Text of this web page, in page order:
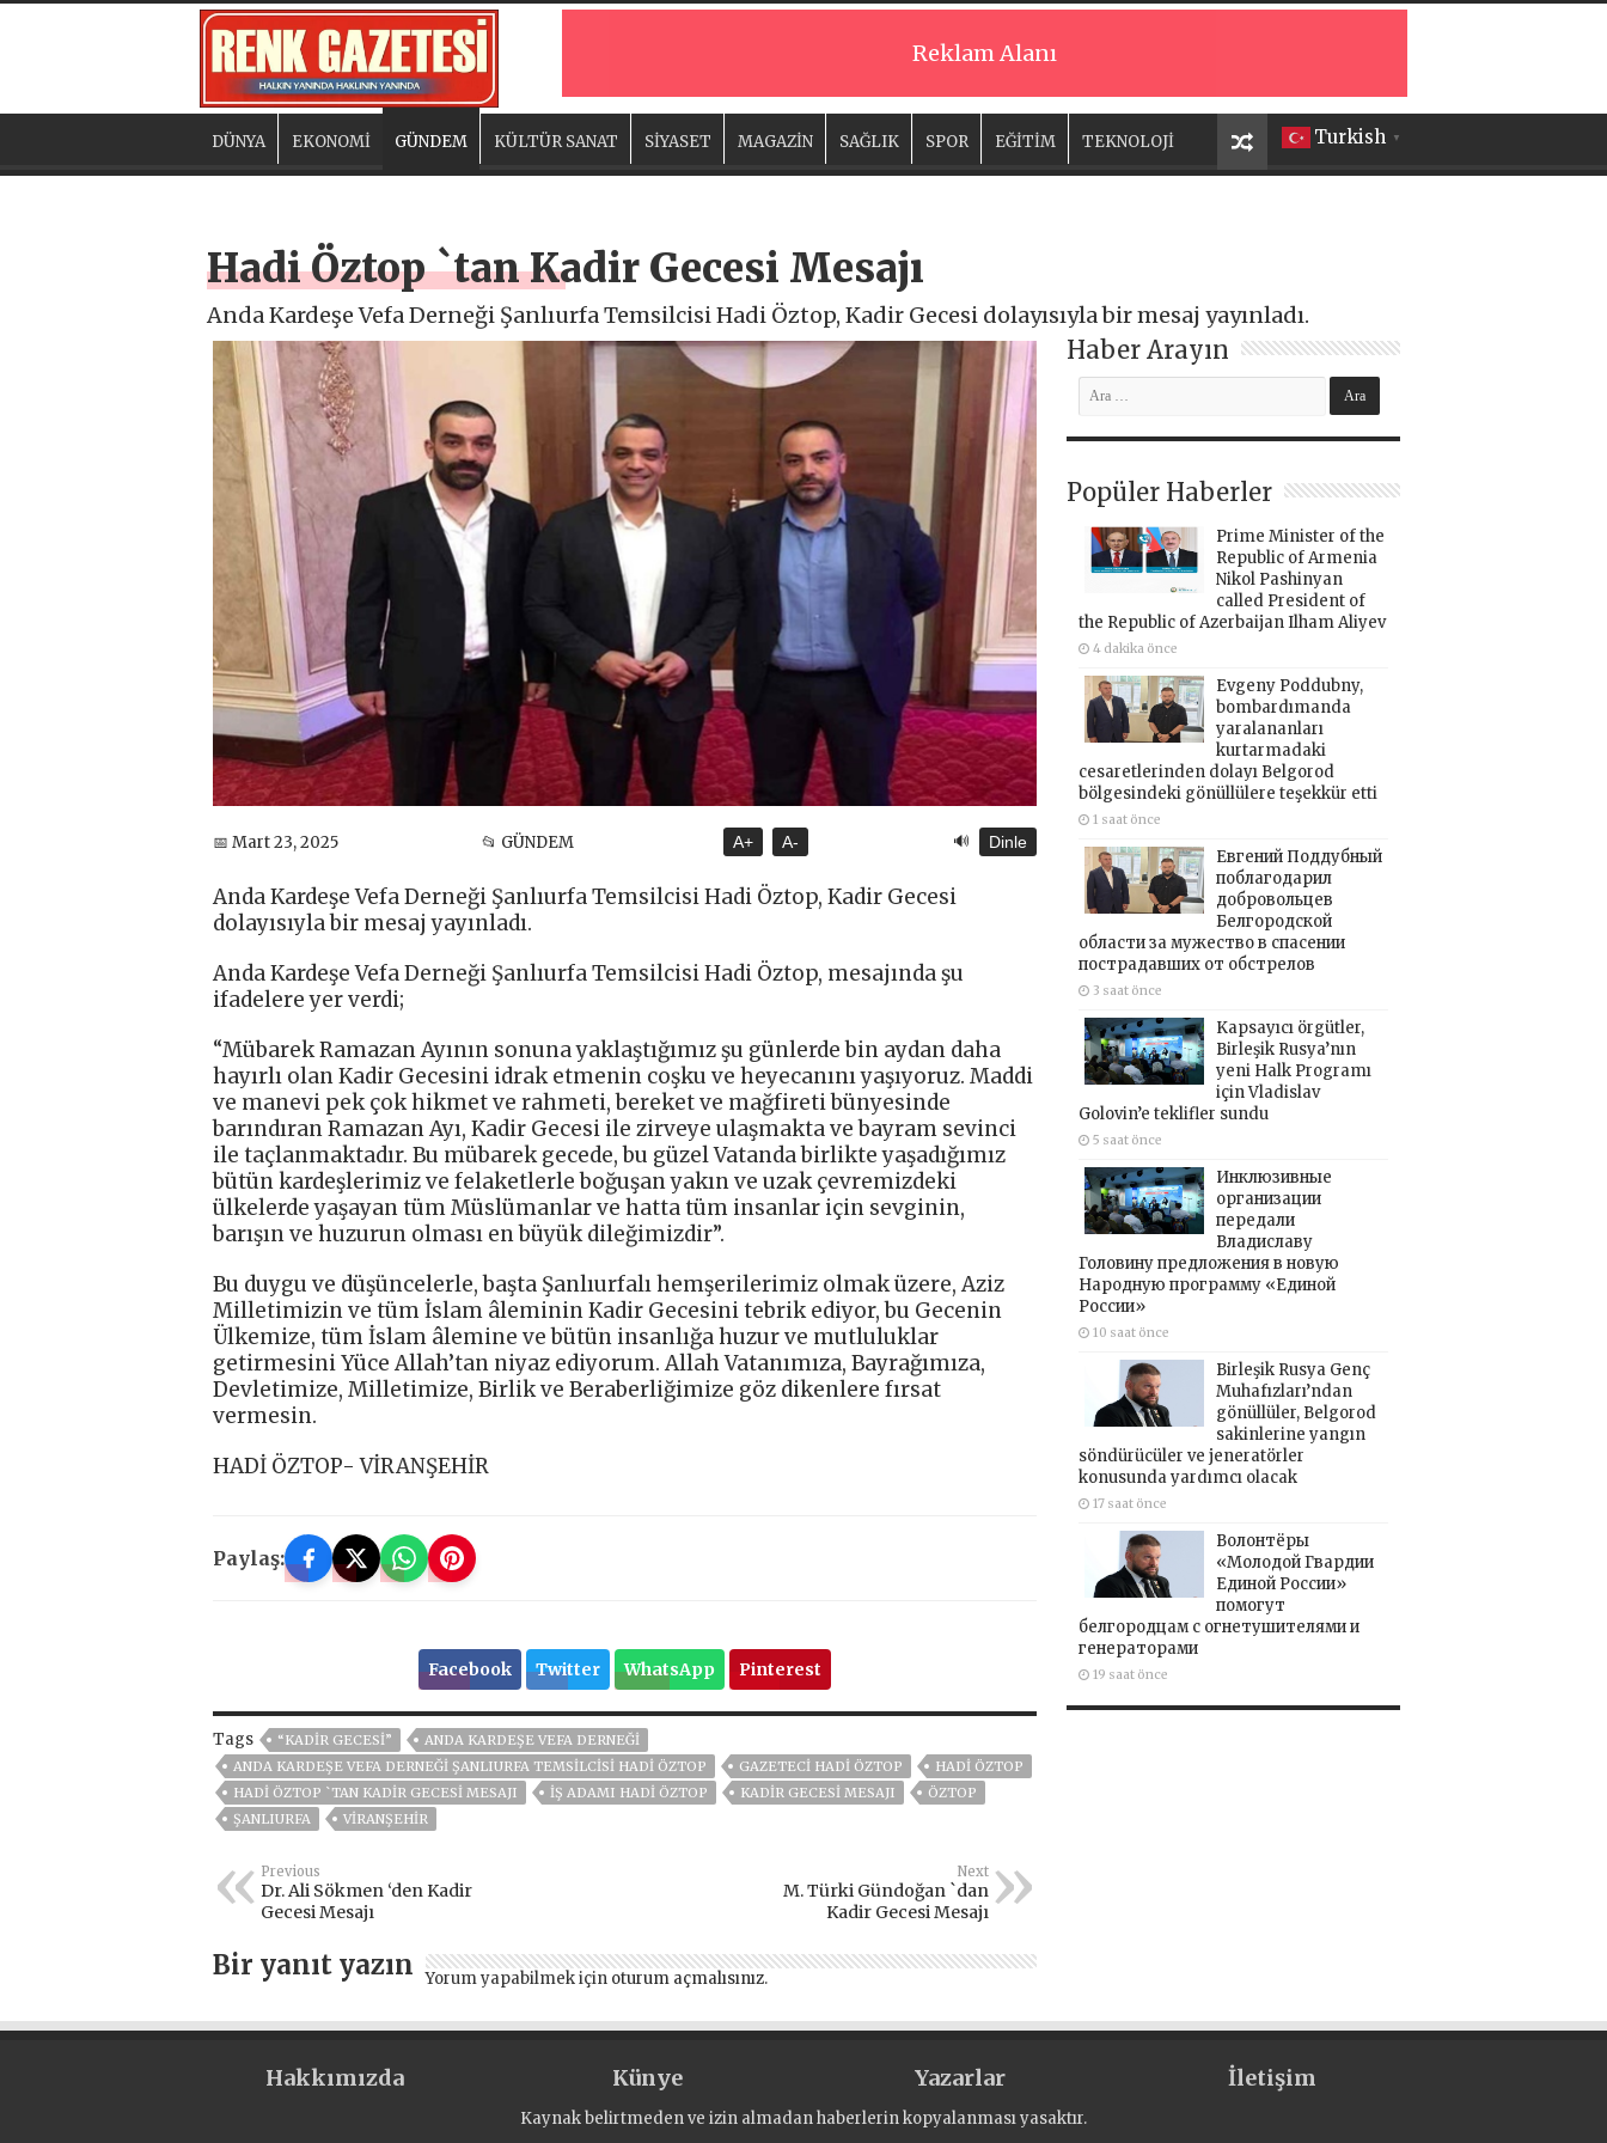
Reklam Alanı
Turkish ▼
DÜNYA EKONOMİ GÜNDEM KÜLTÜR SANAT SİYASET MAGAZİN SAĞLIK SPOR EĞİTİM TEKNOLOJİ
Hadi Öztop `tan Kadir Gecesi Mesajı
Anda Kardeşe Vefa Derneği Şanlıurfa Temsilcisi Hadi Öztop, Kadir Gecesi dolayısıyla bir mesaj yayınladı.
📅 Mart 23, 2025 📂 GÜNDEM A+ A- 🔊 Dinle
Anda Kardeşe Vefa Derneği Şanlıurfa Temsilcisi Hadi Öztop, Kadir Gecesi
dolayısıyla bir mesaj yayınladı.
Anda Kardeşe Vefa Derneği Şanlıurfa Temsilcisi Hadi Öztop, mesajında şu
ifadelere yer verdi;
“Mübarek Ramazan Ayının sonuna yaklaştığımız şu günlerde bin aydan daha
hayırlı olan Kadir Gecesini idrak etmenin coşku ve heyecanını yaşıyoruz. Maddi
ve manevi pek çok hikmet ve rahmeti, bereket ve mağfireti bünyesinde
barındıran Ramazan Ayı, Kadir Gecesi ile zirveye ulaşmakta ve bayram sevinci
ile taçlanmaktadır. Bu mübarek gecede, bu güzel Vatanda birlikte yaşadığımız
bütün kardeşlerimiz ve felaketlerle boğuşan yakın ve uzak çevremizdeki
ülkelerde yaşayan tüm Müslümanlar ve hatta tüm insanlar için sevginin,
barışın ve huzurun olması en büyük dileğimizdir”.
Bu duygu ve düşüncelerle, başta Şanlıurfalı hemşerilerimiz olmak üzere, Aziz
Milletimizin ve tüm İslam âleminin Kadir Gecesini tebrik ediyor, bu Gecenin
Ülkemize, tüm İslam âlemine ve bütün insanlığa huzur ve mutluluklar
getirmesini Yüce Allah’tan niyaz ediyorum. Allah Vatanımıza, Bayrağımıza,
Devletimize, Milletimize, Birlik ve Beraberliğimize göz dikenlere fırsat
vermesin.
HADİ ÖZTOP- VİRANŞEHİR
Paylaş:
Facebook Twitter WhatsApp Pinterest
Tags “KADIR GECESI”
ANDA KARDEŞE VEFA DERNEĞI
ANDA KARDEŞE VEFA DERNEĞI ŞANLIURFA TEMSILCISI HADI ÖZTOP
GAZETECI HADI ÖZTOP
HADI ÖZTOP
HADİ ÖZTOP `TAN KADİR GECESİ MESAJI
İŞ ADAMI HADI ÖZTOP KADİR GECESİ MESAJI
ÖZTOP
ŞANLIURFA
VIRANŞEHIR
Previous
Dr. Ali Sökmen ‘den Kadir
Gecesi Mesajı
Next
M. Türki Gündoğan `dan
Kadir Gecesi Mesajı
Bir yanıt yazın Yorum yapabilmek için oturum açmalısınız.
Haber Arayın
Popüler Haberler
Prime Minister of the
Republic of Armenia
Nikol Pashinyan
called President of
the Republic of Azerbaijan Ilham Aliyev
4 dakika önce
Evgeny Poddubny,
bombardımanda
yaralananları
kurtarmadaki
cesaretlerinden dolayı Belgorod
bölgesindeki gönüllülere teşekkür etti
1 saat önce
Евгений Поддубный
поблагодарил
добровольцев
Белгородской
области за мужество в спасении
пострадавших от обстрелов
3 saat önce
Kapsayıcı örgütler,
Birleşik Rusya’nın
yeni Halk Programı
için Vladislav
Golovin’e teklifler sundu
5 saat önce
Инклюзивные
организации
передали
Владиславу
Головину предложения в новую
Народную программу «Единой
России»
10 saat önce
Birleşik Rusya Genç
Muhafızları’ndan
gönüllüler, Belgorod
sakinlerine yangın
söndürücüler ve jeneratörler
konusunda yardımcı olacak
17 saat önce
Волонтёры
«Молодой Гвардии
Единой России»
помогут
белгородцам с огнетушителями и
генераторами
19 saat önce
Hakkımızda Künye Yazarlar İletişim
Kaynak belirtmeden ve izin almadan haberlerin kopyalanması yasaktır.